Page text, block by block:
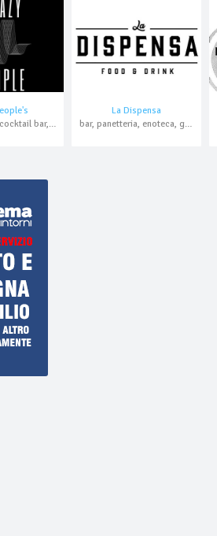
bar, aperitivo, cocktail bar, karaoke, asporto
La Dispensa
bar, panetteria, enoteca, gelateria, aperitivo, cocktail bar, pranzo di lavoro, asporto